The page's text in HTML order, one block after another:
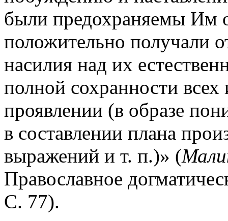
были предохраняемы Им
положительно получали
насилия над их
полной сохранности
проявлении (в образе
в составлении плана
выражений и т. п.)» (
Православное
С. 77).